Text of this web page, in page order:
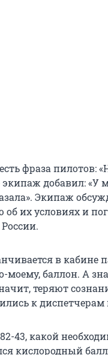
фраза пилотов:
добавил: «У
Экипаж
их условиях и
в кабине
моему, баллон. А
теряют
к
43, какой
кислородный